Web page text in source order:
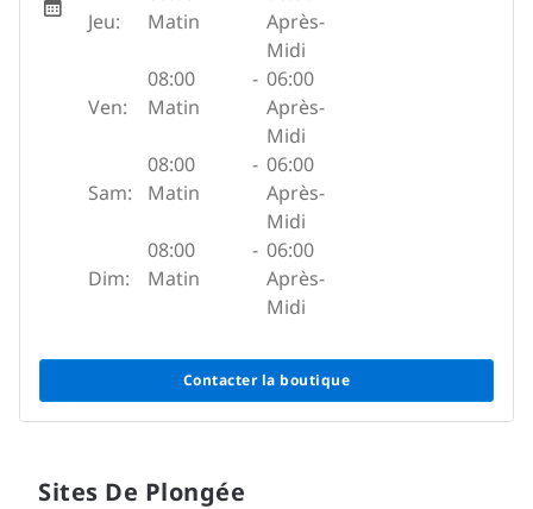
Jeu:
Matin
Après-
Midi
Ven:
08:00
Matin
- 06:00
Après-
Midi
Sam:
08:00
Matin
- 06:00
Après-
Midi
Dim:
08:00
Matin
- 06:00
Après-
Midi
Contacter la boutique
Sites De Plongée